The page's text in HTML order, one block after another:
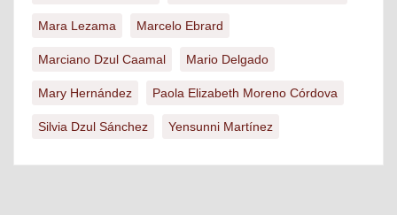
Mara Lezama Marcelo Ebrard
Marciano Dzul Caamal Mario Delgado
Mary Hernández Paola Elizabeth Moreno Córdova
Silvia Dzul Sánchez Yensunni Martínez